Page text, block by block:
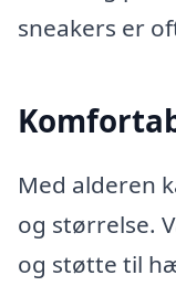
sneakers er
Med alderen
og størrelse.
og støtte til